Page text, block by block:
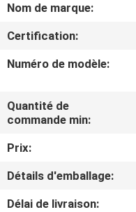
PROPOS
DE
NOUS
VISITE
L'USINE
Nom de marque:
Certification:
Numéro de modèle:
Quantité de
commande min:
Prix:
Détails d'emballage:
Délai de livraison: